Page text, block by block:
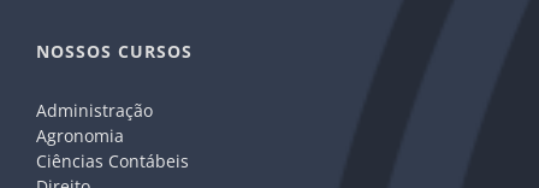
NOSSOS CURSOS
Administração
Agronomia
Ciências Contábeis